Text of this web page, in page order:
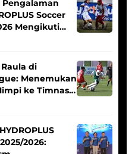
Pengalaman
Soccer
Mengikuti
Putri
di
Menemukan
ke Timnas
2026: